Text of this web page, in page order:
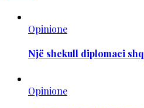
Opinione
Një shekull diplomaci
Opinione